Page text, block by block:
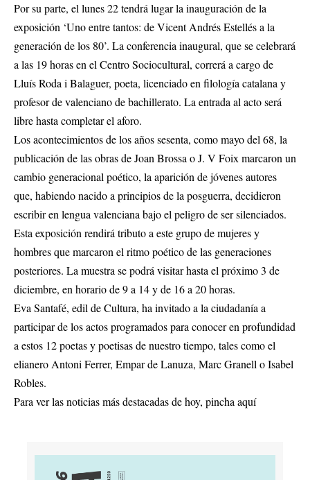
Por su parte, el lunes 22 tendrá lugar la inauguración de la
exposición ‘Uno entre tantos: de Vicent Andrés Estellés a la
generación de los 80’. La conferencia inaugural, que se celebrará
a las 19 horas en el Centro Sociocultural, correrá a cargo de
Lluís Roda i Balaguer, poeta, licenciado en filología catalana y
profesor de valenciano de bachillerato. La entrada al acto será
libre hasta completar el aforo.
Los acontecimientos de los años sesenta, como mayo del 68, la
publicación de las obras de Joan Brossa o J. V Foix marcaron un
cambio generacional poético, la aparición de jóvenes autores
que, habiendo nacido a principios de la posguerra, decidieron
escribir en lengua valenciana bajo el peligro de ser silenciados.
Esta exposición rendirá tributo a este grupo de mujeres y
hombres que marcaron el ritmo poético de las generaciones
posteriores. La muestra se podrá visitar hasta el próximo 3 de
diciembre, en horario de 9 a 14 y de 16 a 20 horas.
Eva Santafé, edil de Cultura, ha invitado a la ciudadanía a
participar de los actos programados para conocer en profundidad
a estos 12 poetas y poetisas de nuestro tiempo, tales como el
elianero Antoni Ferrer, Empar de Lanuza, Marc Granell o Isabel
Robles.
Para ver las noticias más destacadas de hoy, pincha aquí